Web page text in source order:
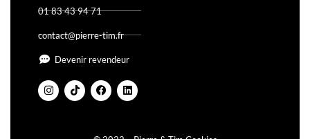
01 83 43 94 71
contact@pierre-tim.fr
Devenir revendeur